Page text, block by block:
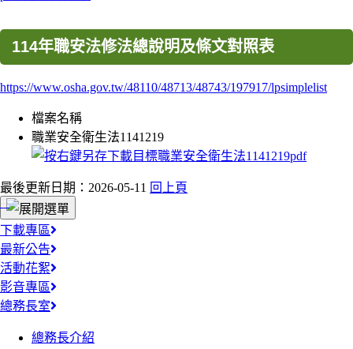
114年職安法修法總說明及條文對照表
https://www.osha.gov.tw/48110/48713/48743/197917/lpsimplelist
檔案名稱
職業安全衛生法1141219
最後更新日期：2026-05-11 回上頁
:::
下載專區
最新公告
活動花絮
影音專區
總務長室
總務長介紹